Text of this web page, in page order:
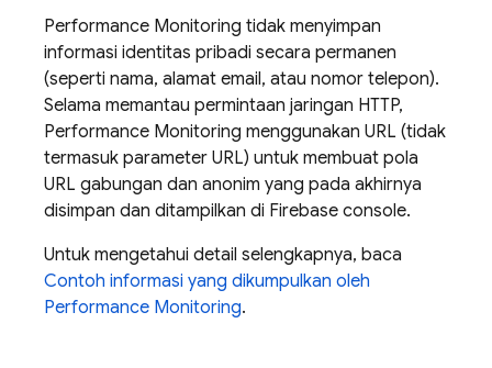
Performance Monitoring tidak menyimpan
informasi identitas pribadi secara permanen
(seperti nama, alamat email, atau nomor telepon).
Selama memantau permintaan jaringan HTTP,
Performance Monitoring menggunakan URL (tidak
termasuk parameter URL) untuk membuat pola
URL gabungan dan anonim yang pada akhirnya
disimpan dan ditampilkan di Firebase console.
Untuk mengetahui detail selengkapnya, baca
Contoh informasi yang dikumpulkan oleh
Performance Monitoring.